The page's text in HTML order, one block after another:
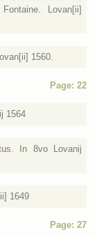
Lovan[ii]
1560.
Page: 22
1564
In 8vo Lovanij
1649
Page: 27